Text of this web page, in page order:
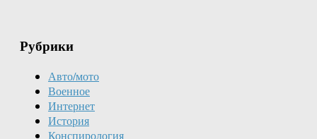
Рубрики
Авто/мото
Военное
Интернет
История
Конспирология